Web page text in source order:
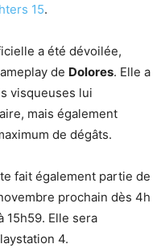
15.
a été dévoilée,
de Dolores. Elle a
visqueuses lui
mais également
de dégâts.
fait également partie de
prochain dès 4h
15h59. Elle sera
4.